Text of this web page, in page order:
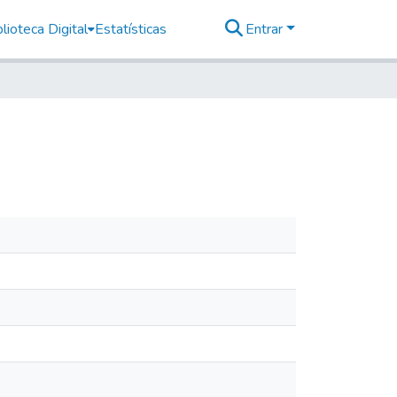
Digital Estatísticas Entrar